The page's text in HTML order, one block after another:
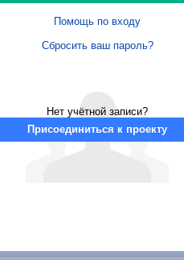
Помощь по входу
Сбросить ваш пароль?
Нет учётной записи?
Присоединиться к проекту